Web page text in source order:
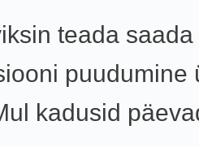
teada saada
puudumine
kadusid